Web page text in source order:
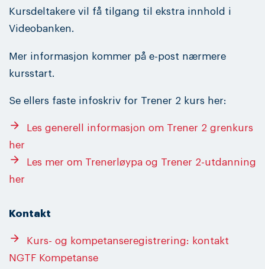
Kursdeltakere vil få tilgang til ekstra innhold i
Videobanken.
Mer informasjon kommer på e-post nærmere
kursstart.
Se ellers faste infoskriv for Trener 2 kurs her:
arrow_forward
Les generell informasjon om Trener 2 grenkurs
her
arrow_forward
Les mer om Trenerløypa og Trener 2-utdanning
her
Kontakt
arrow_forward
Kurs- og kompetanseregistrering: kontakt
NGTF Kompetanse